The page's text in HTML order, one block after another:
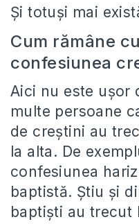
Şi totuşi mai
Cum rămâne
confesiunea
Aici nu este uşor
multe persoane
de creştini au
la alta. De
confesiunea
baptistă. Ştiu şi
baptişti au trecut